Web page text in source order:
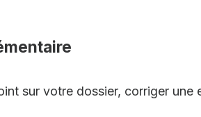
sur votre dossier, corriger une